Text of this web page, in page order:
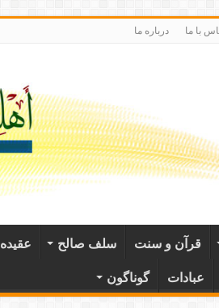
با ما درباره ما
قرآن و سنت سلف صالح عقيده
عبادات گوناگون